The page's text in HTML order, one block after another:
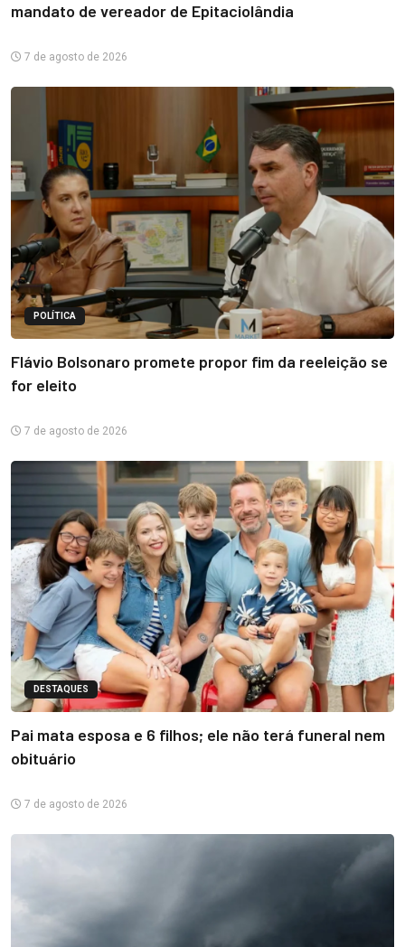
mandato de vereador de Epitaciolândia
7 de agosto de 2026
POLÍTICA
Flávio Bolsonaro promete propor fim da reeleição se
for eleito
7 de agosto de 2026
DESTAQUES
Pai mata esposa e 6 filhos; ele não terá funeral nem
obituário
7 de agosto de 2026